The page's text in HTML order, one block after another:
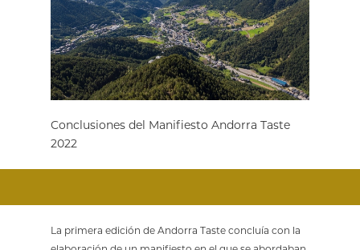
Conclusiones del Manifiesto Andorra Taste
2022
La primera edición de Andorra Taste concluía con la